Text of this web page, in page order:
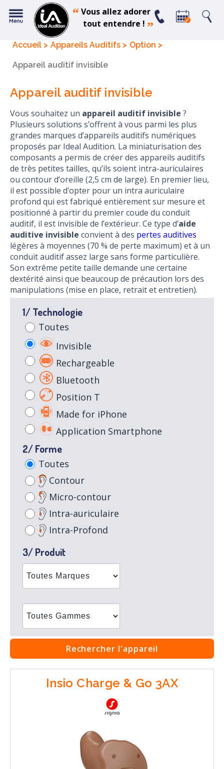
“Vous allez adorer
tout entendre ! ”
Accueil Appareils Auditifs Option
Appareil auditif invisible
Appareil auditif invisible
Vous souhaitez un appareil auditif invisible ?
Plusieurs solutions s’offrent à vous parmi les plus
grandes marques d’appareils auditifs numériques
proposés par Ideal Audition. La miniaturisation des
composants a permis de créer des appareils auditifs
de très petites tailles, qu’ils soient intra-auriculaires
ou contour d’oreille (2,5 cm de large). En premier lieu,
il est possible d’opter pour un intra auriculaire
profond qui est fabriqué entièrement sur mesure et
positionné à partir du premier coude du conduit
auditif, il est invisible de l’extérieur. Ce type d’aide
auditive invisible convient à des pertes auditives
légères à moyennes (70 % de perte maximum) et à un
conduit auditif assez large sans forme particulière.
Son extrême petite taille demande une certaine
dextérité ainsi que beaucoup de précaution lors des
manipulations (mise en place, retrait et entretien).
1/ Technologie
Toutes
Invisible
Rechargeable
Bluetooth
Position T
Made for iPhone
Application Smartphone
2/ Forme
Toutes
Contour
Micro-contour
Intra-auriculaire
Intra-Profond
3/ Produit
Rechercher l'appareil
Insio Charge & Go 3AX